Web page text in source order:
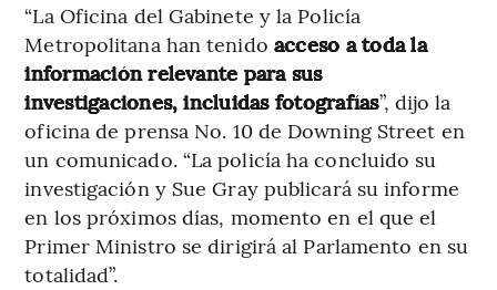
“La Oficina del Gabinete y la Policía
Metropolitana han tenido acceso a toda la
información relevante para sus
investigaciones, incluidas fotografías”, dijo la
oficina de prensa No. 10 de Downing Street en
un comunicado. “La policía ha concluido su
investigación y Sue Gray publicará su informe
en los próximos días, momento en el que el
Primer Ministro se dirigirá al Parlamento en su
totalidad”.